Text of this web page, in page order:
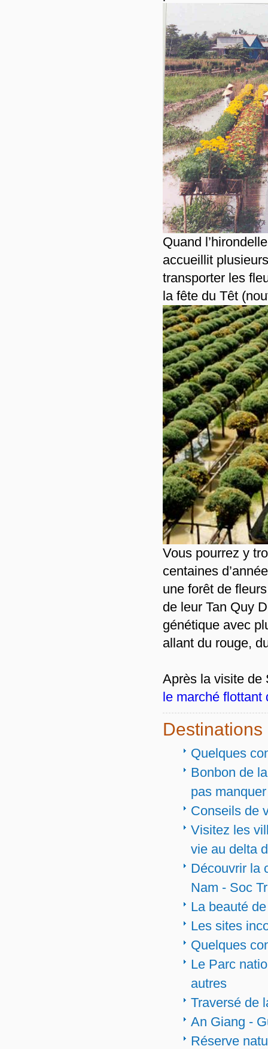
Quand
accueillit
transporter les
la fête du Têt
Vous pourrez y
centaines
une forêt de
de leur Tan Quy
génétique avec
allant du rouge,
Après la visite de
le marché flottant
Quelques
Bonbon de
pas manquer
Conseils de
Visitez les
vie au delta
Découvrir la
Nam - Soc
La beauté
Les sites
Quelques
Le Parc
autres
Traversé de
An Giang -
Réserve